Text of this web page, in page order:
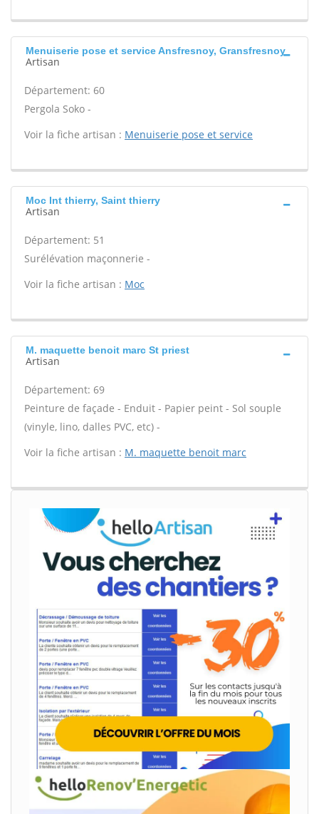
Menuiserie pose et service Ansfresnoy, Gransfresnoy
Artisan
Département: 60
Pergola Soko -
Voir la fiche artisan : Menuiserie pose et service
Moc Int thierry, Saint thierry
Artisan
Département: 51
Surélévation maçonnerie -
Voir la fiche artisan : Moc
M. maquette benoit marc St priest
Artisan
Département: 69
Peinture de façade - Enduit - Papier peint - Sol souple
(vinyle, lino, dalles PVC, etc) -
Voir la fiche artisan : M. maquette benoit marc